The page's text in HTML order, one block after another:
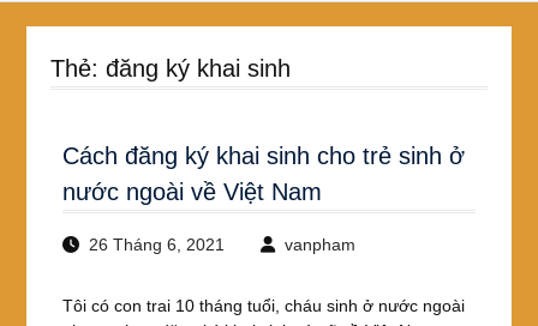
Thẻ: đăng ký khai sinh
Cách đăng ký khai sinh cho trẻ sinh ở
nước ngoài về Việt Nam
26 Tháng 6, 2021 vanpham
Tôi có con trai 10 tháng tuổi, cháu sinh ở nước ngoài